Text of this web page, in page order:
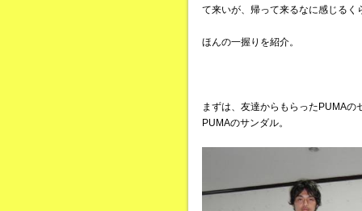
て来いが、帰って来るなに感じるく
ほんの一握りを紹介。
まずは、友達からもらったPUMA
PUMAのサンダル。